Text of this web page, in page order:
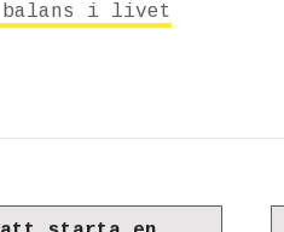
i livet